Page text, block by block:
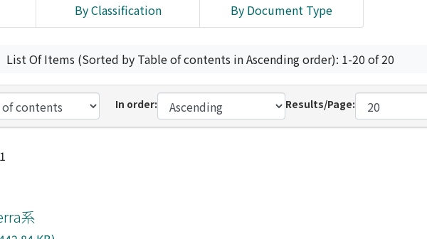
By Classification By Document Type
List Of Items (Sorted by Table of contents in Ascending order): 1-20 of 20
In order: Results/Page:
系